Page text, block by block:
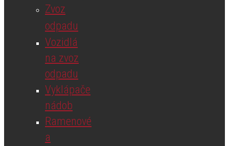
Zvoz
odpadu
Vozidlá
na zvoz
odpadu
Vyklápače
nádob
Ramenové
a